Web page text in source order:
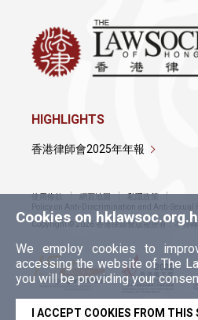
Cookies on
We employ cookies to
accessing the website of The
you will be providing your
I ACCEPT COOKIES FROM THIS
HIGHLIGHTS
香港律師會2025年年報
使用條款 網頁地圖
私隱政策
Policy on Anti-Discrimination and Anti-Sexual
Copyright © 2026 香港律師會版權所有，不得